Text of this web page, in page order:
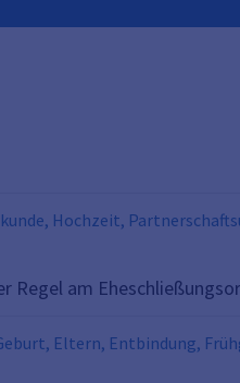
Hochzeit,
Regel am
Eltern, Entbindung,
internationale